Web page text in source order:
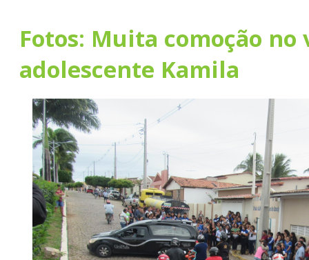
Fotos: Muita comoção no
adolescente Kamila